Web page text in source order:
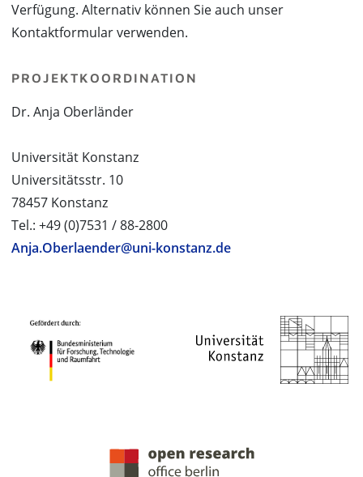
Verfügung. Alternativ können Sie auch unser
Kontaktformular verwenden.
PROJEKTKOORDINATION
Dr. Anja Oberländer
Universität Konstanz
Universitätsstr. 10
78457 Konstanz
Tel.: +49 (0)7531 / 88-2800
Anja.Oberlaender@uni-konstanz.de